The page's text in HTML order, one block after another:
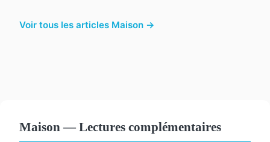
Voir tous les articles Maison →
Maison — Lectures complémentaires